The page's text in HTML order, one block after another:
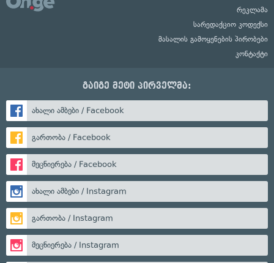
რეკლამა
სარედაქციო კოდექსი
მასალის გამოყენების პირობები
კონტაქტი
გაიგე მეტი პირველმა:
ახალი ამბები / Facebook
გართობა / Facebook
მეცნიერება / Facebook
ახალი ამბები / Instagram
გართობა / Instagram
მეცნიერება / Instagram